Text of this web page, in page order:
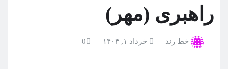
راهبری (مهر)
خط رند خرداد ۱, ۱۴۰۴ 0